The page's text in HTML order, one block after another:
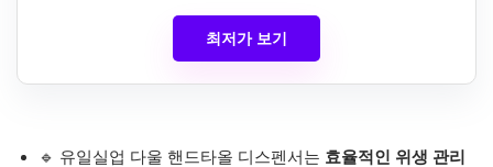
최저가 보기
🔹 유일실업 다울 핸드타올 디스펜서는 효율적인 위생 관리